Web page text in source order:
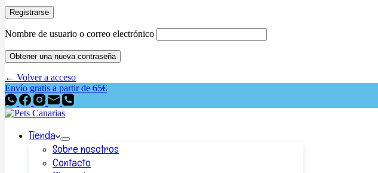
Registrarse
Nombre de usuario o correo electrónico
Obtener una nueva contraseña
← Volver a acceso
Envío gratis a partir de 65€
Tienda
Sobre nosotros
Contacto